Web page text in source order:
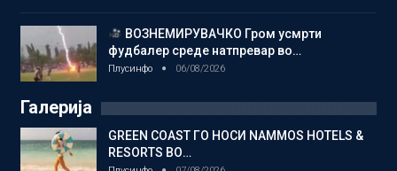
ВОЗНЕМИРУВАЧКО Гром усмрти
фудбалер среде натпревар во…
Плусинфо 06/08/2026
Галерија
GREEN COAST ГО НОСИ NAMMOS HOTELS &
RESORTS ВО…